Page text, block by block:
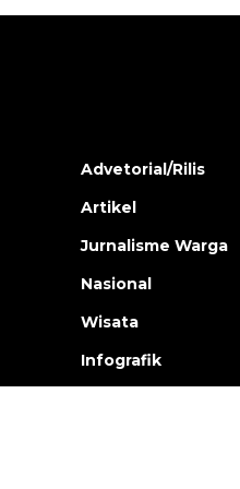
Advetorial/Rilis
Artikel
Jurnalisme Warga
Nasional
Wisata
Infografik